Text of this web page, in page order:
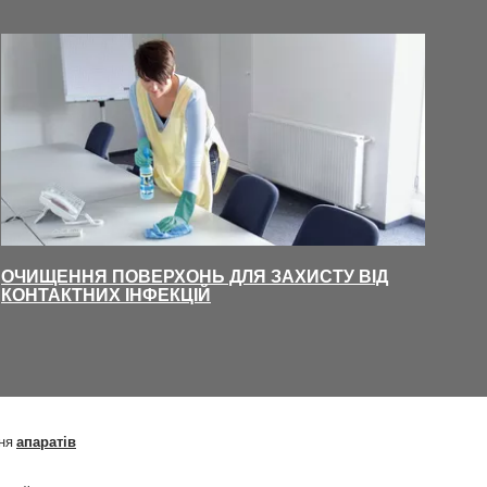
ОЧИЩЕННЯ ПОВЕРХОНЬ ДЛЯ ЗАХИСТУ ВІД
КОНТАКТНИХ ІНФЕКЦІЙ
апаратів